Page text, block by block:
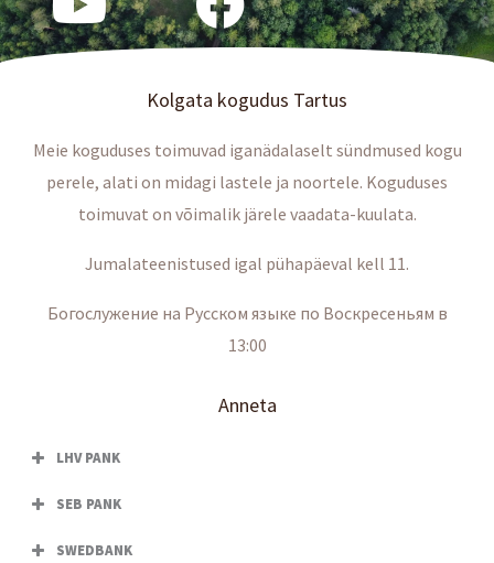
Kolgata kogudus Tartus
Meie koguduses toimuvad iganädalaselt sündmused kogu
perele, alati on midagi lastele ja noortele. Koguduses
toimuvat on võimalik järele vaadata-kuulata.
Jumalateenistused igal pühapäeval kell 11.
Богослужение на Русском языке по Воскресеньям в
13:00
Anneta
LHV PANK
SEB PANK
SWEDBANK